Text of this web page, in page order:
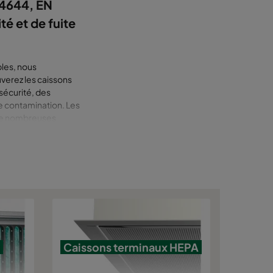
EN
et de fuite
nous
les caissons
des
contamination. Les
des filtres
de filtration
sont
filtre HEPA
de la vie (Life
Caissons terminaux HEPA